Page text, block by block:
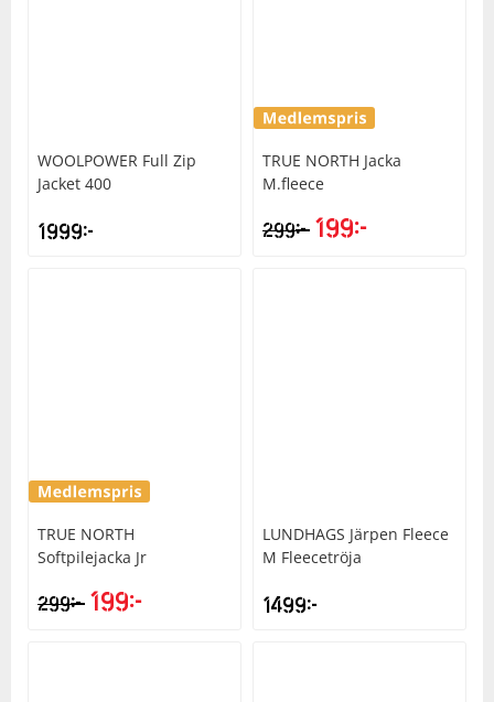
WOOLPOWER Full Zip
Jacket 400
1999kr
TRUE NORTH Jacka
M.fleece
299kr 199kr
TRUE NORTH
Softpilejacka Jr
299kr 199kr
LUNDHAGS Järpen Fleece
M Fleecetröja
1499kr